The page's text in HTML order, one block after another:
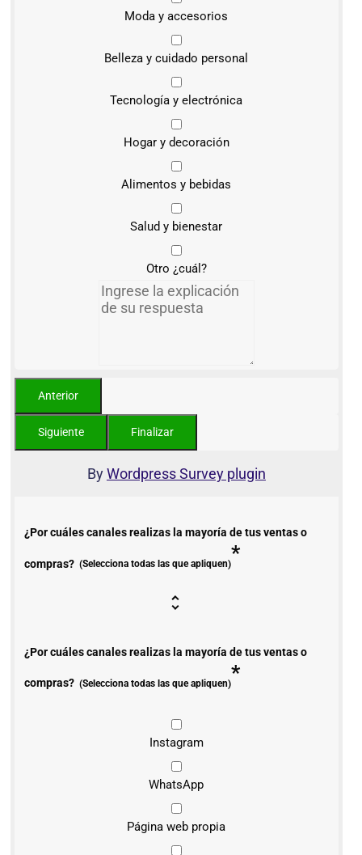
Moda y accesorios
Belleza y cuidado personal
Tecnología y electrónica
Hogar y decoración
Alimentos y bebidas
Salud y bienestar
Otro ¿cuál?
ByWordpress Survey plugin
¿Por cuáles canales realizas la mayoría de tus ventas o
compras? (Selecciona todas las que apliquen)*
¿Por cuáles canales realizas la mayoría de tus ventas o
compras? (Selecciona todas las que apliquen)*
Instagram
WhatsApp
Página web propia